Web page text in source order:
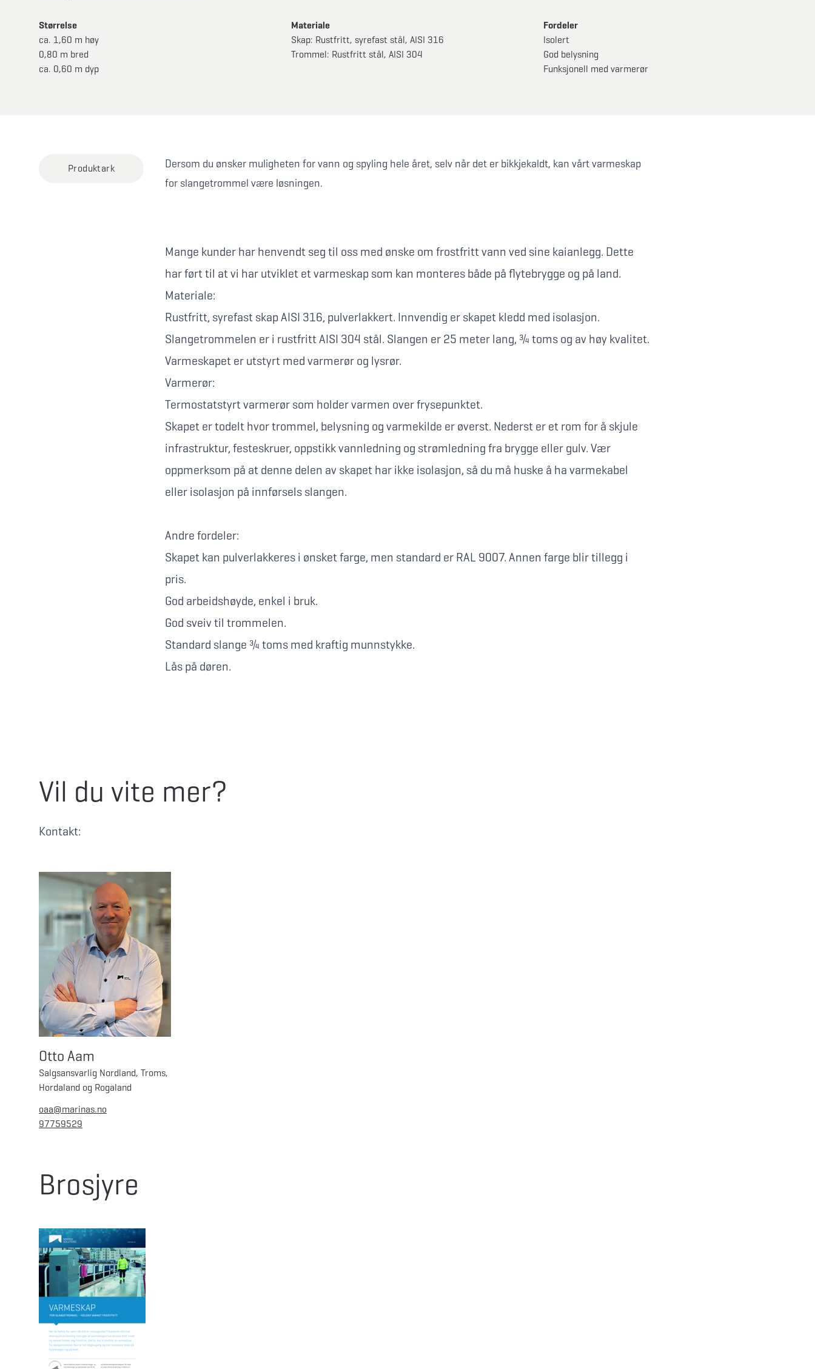
Størrelse
ca. 1,60 m høy
0,80 m bred
ca. 0,60 m dyp
Materiale
Skap: Rustfritt, syrefast stål, AISI 316
Trommel: Rustfritt stål, AISI 304
Fordeler
Isolert
God belysning
Funksjonell med varmerør
Produktark
Dersom du ønsker muligheten for vann og spyling hele året, selv når det er bikkjekaldt, kan vårt varmeskap
for slangetrommel være løsningen.
Mange kunder har henvendt seg til oss med ønske om frostfritt vann ved sine kaianlegg. Dette
har ført til at vi har utviklet et varmeskap som kan monteres både på flytebrygge og på land.
Materiale:
Rustfritt, syrefast skap AISI 316, pulverlakkert. Innvendig er skapet kledd med isolasjon.
Slangetrommelen er i rustfritt AISI 304 stål. Slangen er 25 meter lang, ¾ toms og av høy kvalitet.
Varmeskapet er utstyrt med varmerør og lysrør.
Varmerør:
Termostatstyrt varmerør som holder varmen over frysepunktet.
Skapet er todelt hvor trommel, belysning og varmekilde er øverst. Nederst er et rom for å skjule
infrastruktur, festeskruer, oppstikk vannledning og strømledning fra brygge eller gulv. Vær
oppmerksom på at denne delen av skapet har ikke isolasjon, så du må huske å ha varmekabel
eller isolasjon på innførsels slangen.
Andre fordeler:
Skapet kan pulverlakkeres i ønsket farge, men standard er RAL 9007. Annen farge blir tillegg i
pris.
God arbeidshøyde, enkel i bruk.
God sveiv til trommelen.
Standard slange ¾ toms med kraftig munnstykke.
Lås på døren.
Vil du vite mer?
Kontakt:
Otto Aam
Salgsansvarlig Nordland, Troms,
Hordaland og Rogaland
oaa@marinas.no
97759529
Brosjyre